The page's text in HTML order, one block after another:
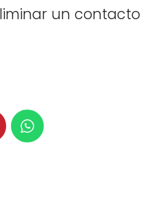
un contacto